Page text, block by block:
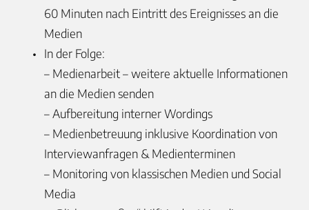
60 Minuten nach Eintritt des Ereignisses an die
Medien
In der Folge:
– Medienarbeit – weitere aktuelle Informationen
an die Medien senden
– Aufbereitung interner Wordings
– Medienbetreuung inklusive Koordination von
Interviewanfragen & Medienterminen
– Monitoring von klassischen Medien und Social
Media